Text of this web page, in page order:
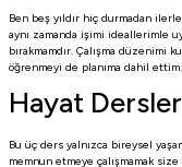
Ben beş yıldır hiç durmadan
aynı zamanda işimi ideallerimle
bırakmamdır. Çalışma düzenimi
öğrenmeyi de planıma dahil
Hayat
Bu üç ders yalnızca bireysel
memnun etmeye çalışmamak size